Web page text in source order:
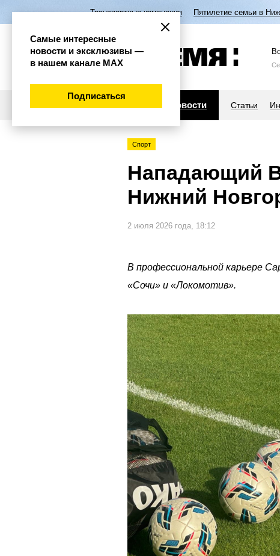
Транспортные изменения Пятилетие семьи в
Новости Статьи
Спорт
Нападающий
Нижний
2 июля 2026 года, 18:12
В профессиональной карьере
«Сочи» и «Локомотив».
Самые интересные
новости и эксклюзивы —
в нашем канале МАХ
Подписаться